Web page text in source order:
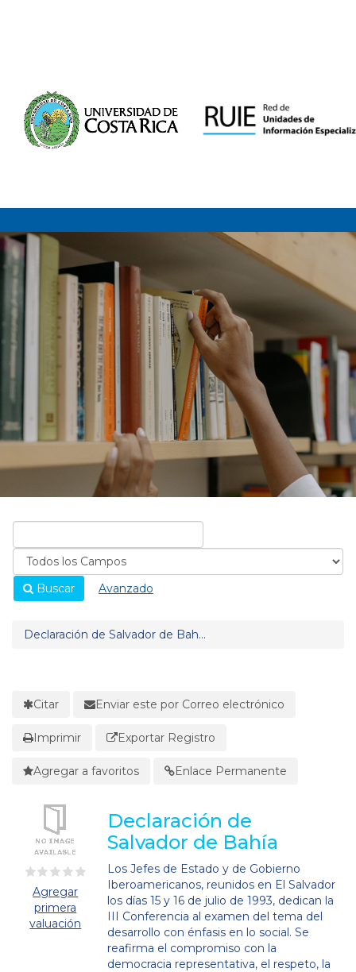
Buscar Avanzado
Declaración de Salvador de Bah...
Citar Enviar este por Correo electrónico
Imprimir Exportar Registro
Agregar a favoritos Enlace Permanente
Agregar
primera
valuación
Declaración de
Salvador de Bahía
Los Jefes de Estado y de Gobierno
Iberoamericanos, reunidos en El Salvador
los días 15 y 16 de julio de 1993, dedican la
III Conferencia al examen del tema del
desarrollo con énfasis en lo social. Se
reafirma el compromiso con la
democracia representativa, el respeto, la